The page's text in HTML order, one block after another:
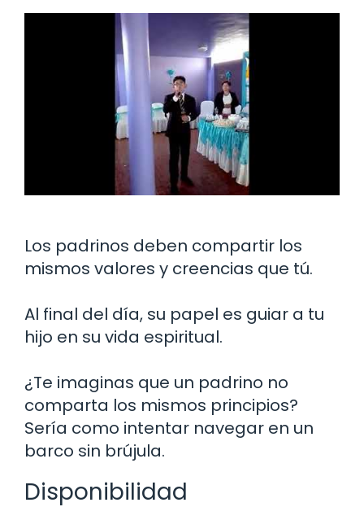
Los padrinos deben compartir los
mismos valores y creencias que tú.
Al final del día, su papel es guiar a tu
hijo en su vida espiritual.
¿Te imaginas que un padrino no
comparta los mismos principios?
Sería como intentar navegar en un
barco sin brújula.
Disponibilidad